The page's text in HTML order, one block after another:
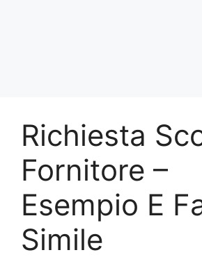
Richiesta
Fornitore –
Esempio E
Simile